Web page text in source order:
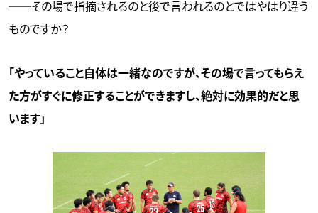
──その場で指摘されるのと後で言われるのとではやはり違う
ものですか？
「やっていること自体は一緒なのですが、その場で言ってもらえ
た方がすぐに修正することができますし、絶対に効果的だと思
います」